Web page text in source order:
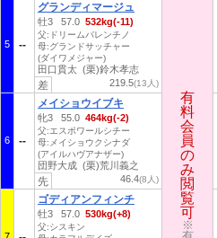
有
料
会
員
の
み
閲
覧
可
※
5
グランディマージュ
牡3 57.0 532kg(-11)
父:ドリームバレンチノ
母:グランドサッチャー
(ダイワメジャー)
田口貫太 (栗)鈴木孝志
219.5(13人)
差
6
メイショウイブキ
牝3 55.0 464kg(-2)
父:エスポワールシチー
母:メイショウクシナダ
(アイルハヴアナザー)
団野大成 (栗)荒川義之
46.4(8人)
先
ゴディアンフィンチ
牡3 57.0 530kg(+8)
父:シスキン
有
料
会
員
の
み
閲
覧
可
※